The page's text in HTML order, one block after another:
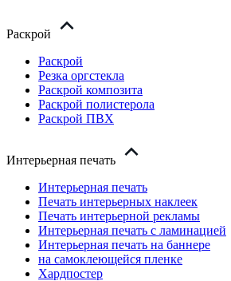
Раскрой
Раскрой
Резка оргстекла
Раскрой композита
Раскрой полистерола
Раскрой ПВХ
Интерьерная печать
Интерьерная печать
Печать интерьерных наклеек
Печать интерьерной рекламы
Интерьерная печать с ламинацией
Интерьерная печать на баннере
на самоклеющейся пленке
Хардпостер